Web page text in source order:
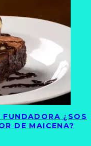
¿SOS
DE MAICENA?